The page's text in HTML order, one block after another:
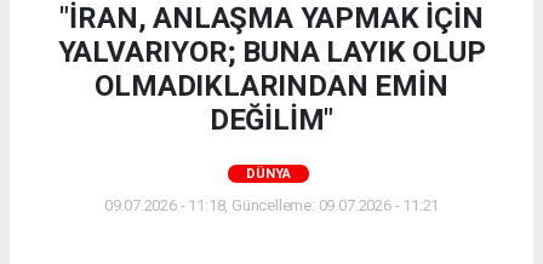
"İRAN, ANLAŞMA YAPMAK İÇİN
YALVARIYOR; BUNA LAYIK OLUP
OLMADIKLARINDAN EMİN
DEĞİLİM"
DÜNYA
09.07.2026 - 11:18, Güncelleme: 09.07.2026 - 11:21